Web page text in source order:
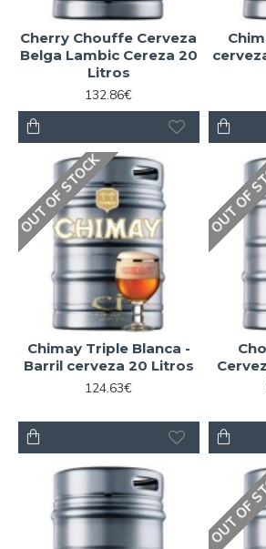
Cherry Chouffe Cerveza
Belga Lambic Cereza 20
Litros
132.86€
OUT OF STOCK
Chimay Triple Blanca -
Barril cerveza 20 Litros
124.63€
OUT
OUT